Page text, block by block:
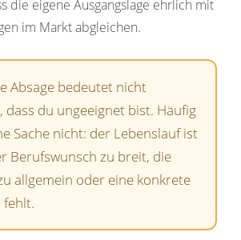
die eigene Ausgangslage ehrlich mit
im Markt abgleichen.
Absage bedeutet nicht
dass du ungeeignet bist. Häufig
Sache nicht: der Lebenslauf ist
Berufswunsch zu breit, die
allgemein oder eine konkrete
fehlt.